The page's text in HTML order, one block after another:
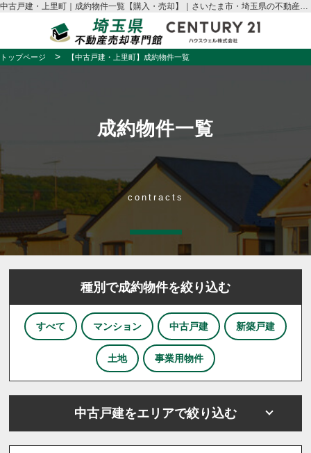
中古戸建・上里町｜成約物件一覧【購入・売却】｜さいたま市・埼玉県の不動産売却はハウスウェル
トップページ 【中古戸建・上里町】成約物件一覧
成約物件一覧
contracts
種別で成約物件を絞り込む
すべて マンション 中古戸建 新築戸建
土地 事業用物件
中古戸建をエリアで絞り込む